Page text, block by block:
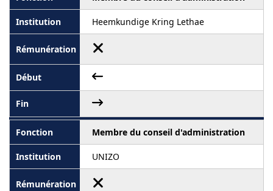
Heemkundige Kring Lethae
Membre du conseil d'administration
UNIZO